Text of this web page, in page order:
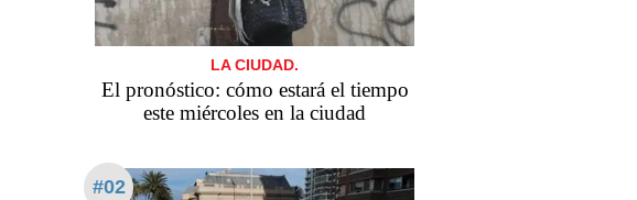
LA CIUDAD.
El pronóstico: cómo estará el tiempo
este miércoles en la ciudad
#02